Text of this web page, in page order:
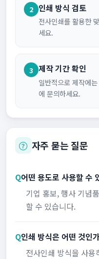
2 인쇄 방식 검토
전사인쇄를 활용한
세요.
3 제작 기간 확인
일반적으로 제작에
에 문의하세요.
자주 묻는 질문
Q어떤 용도로 사용할 수
기업 홍보, 행사 기념
할 수 있습니다.
Q인쇄 방식은 어떤 것인
전사인쇄 방식을 사